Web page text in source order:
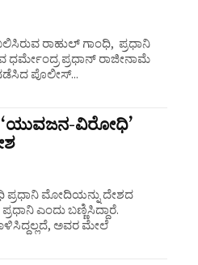
ರಾಹುಲ್ ಗಾಂಧಿ, ಪ್ರಧಾನಿ
ಧರ್ಮೇಂದ್ರ ಪ್ರಧಾನ್‌ ರಾಜೀನಾಮೆ
ಪೊಲೀಸ್...
‘ಯುವಜನ-ವಿರೋಧಿ’
ಎಂದು ಬಣ್ಣಿಸಿದ್ದಾರೆ.
ಅವರ ಮೇಲೆ